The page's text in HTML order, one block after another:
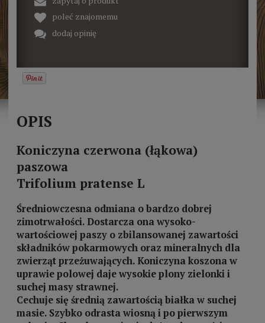
poleć znajomemu
dodaj opinię
OPIS
Koniczyna czerwona (łąkowa)
paszowa
Trifolium pratense L
Średniowczesna odmiana o bardzo dobrej
zimotrwałości. Dostarcza ona wysoko-
wartościowej paszy o zbilansowanej zawartości
składników pokarmowych oraz mineralnych dla
zwierząt przeżuwających. Koniczyna koszona w
uprawie polowej daje wysokie plony zielonki i
suchej masy strawnej.
Cechuje się średnią zawartością białka w suchej
masie. Szybko odrasta wiosną i po pierwszym